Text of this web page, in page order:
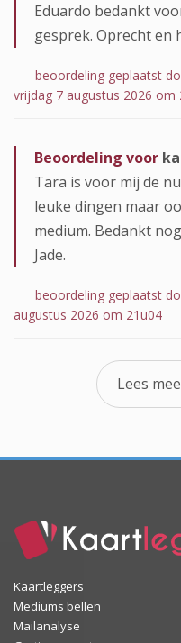
Eduardo bedankt
gesprek. Oprecht en
beoordeling geplaatst
vrijdag 7 augustus 2026 om
Beoordeling voor
Tara is voor mij de
leuke dingen maar
medium. Bedankt
Jade.
beoordeling geplaatst
augustus 2026 om 21u04
Lees
Kaartleggers
Mediums bellen
Mailanalyse